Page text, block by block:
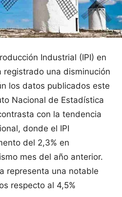
Industrial (IPI) en
registrado una disminución
los datos publicados este
Nacional de Estadística
con la tendencia
donde el IPI
del 2,3% en
mes del año anterior.
representa una notable
respecto al 4,5%